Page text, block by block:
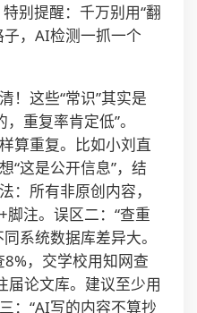
别提醒：千万别用“翻
，AI检测一抓一个
！这些“常识”其实是
重复率肯定低”。
算重复。比如小刘直
“这是公开信息”，结
：所有非原创内容，
注。误区二：“查重
系统数据库差异大。
，交学校用知网查
届论文库。建议至少用
：“AI写的内容不算抄